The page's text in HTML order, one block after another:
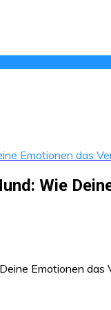
Emotionen das
Wie